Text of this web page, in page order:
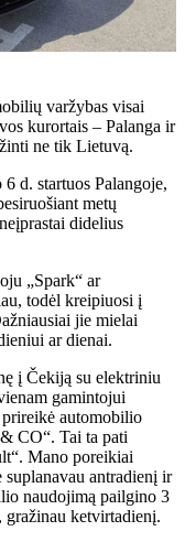
varžybas visai
kurortais – Palanga ir
ne tik Lietuvą.
d. startuos Palangoje,
metų
didelius
„Spark“ ar
todėl kreipiuosi į
jie mielai
ar dienai.
į Čekiją su elektriniu
gamintojui
automobilio
CO“. Tai ta pati
Mano poreikiai
antradienį ir
naudojimą pailgino 3
ketvirtadienį.